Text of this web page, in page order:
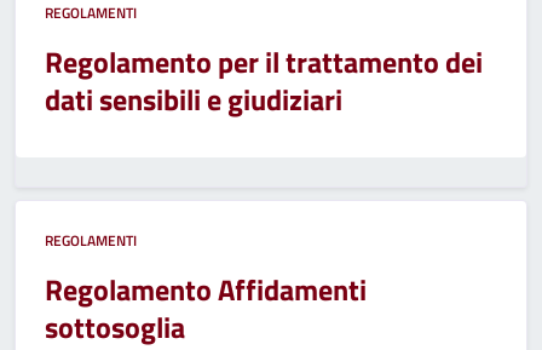
REGOLAMENTI
Regolamento per il trattamento dei
dati sensibili e giudiziari
REGOLAMENTI
Regolamento Affidamenti
sottosoglia